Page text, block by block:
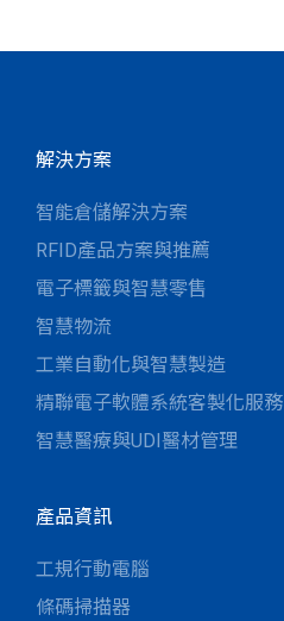
解決方案
智能倉儲解決方案
RFID產品方案與推薦
電子標籤與智慧零售
智慧物流
工業自動化與智慧製造
精聯電子軟體系統客製化服務
智慧醫療與UDI醫材管理
產品資訊
工規行動電腦
條碼掃描器